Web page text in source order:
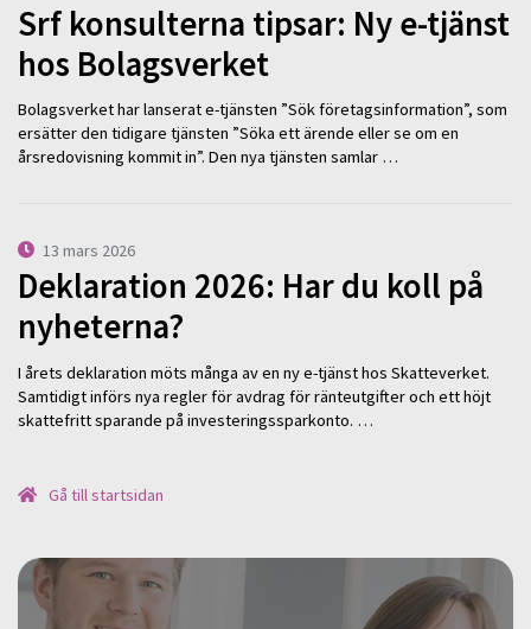
Srf konsulterna tipsar: Ny e-tjänst
hos Bolagsverket
Bolagsverket har lanserat e-tjänsten ”Sök företagsinformation”, som
ersätter den tidigare tjänsten ”Söka ett ärende eller se om en
årsredovisning kommit in”. Den nya tjänsten samlar …
13 mars 2026
Deklaration 2026: Har du koll på
nyheterna?
I årets deklaration möts många av en ny e-tjänst hos Skatteverket.
Samtidigt införs nya regler för avdrag för ränteutgifter och ett höjt
skattefritt sparande på investeringssparkonto. …
Gå till startsidan